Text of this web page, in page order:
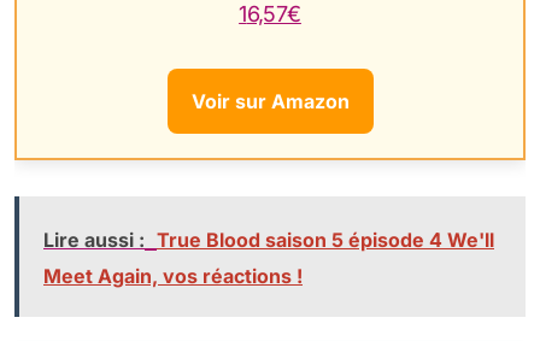
16,57€
Voir sur Amazon
Lire aussi : True Blood saison 5 épisode 4 We'll
Meet Again, vos réactions !